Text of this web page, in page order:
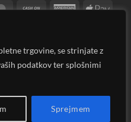
trgovine, se strinjate z
podatkov ter splošnimi
Sprejmem
MasterCard
Cash
AmericanApple
2
Visa
Electron
Western
Union
Discover
RechungSepa
Visa
Na žago 32, 8351 Straža,